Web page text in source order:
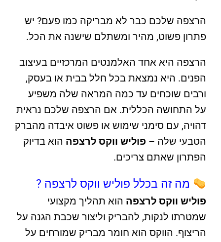
הרצפה שלכם כבר לא מבריקה כמו פעם? יש
פתרון פשוט, מהיר ומשתלם שישנה את הכל.
הרצפה היא אחד האלמנטים המרכזיים בעיצוב
הפנים. היא נמצאת בכל חלל בבית או בעסק,
ורבים שוכחים עד כמה המראה שלה משפיע
על התחושה הכללית. אם הרצפה שלכם נראית
דהויה, עם סימני שימוש או פשוט איבדה מהברק
הטבעי שלה – פוליש ווקס לרצפה הוא בדיוק
הפתרון שאתם צריכים.
מה זה בכלל פוליש ווקס לרצפה ?
פוליש ווקס לרצפה הוא תהליך מקצועי
שמטרתו לנקות, להבריק וליצור שכבת הגנה על
הריצוף. הווקס הוא חומר מבריק שמורחים על